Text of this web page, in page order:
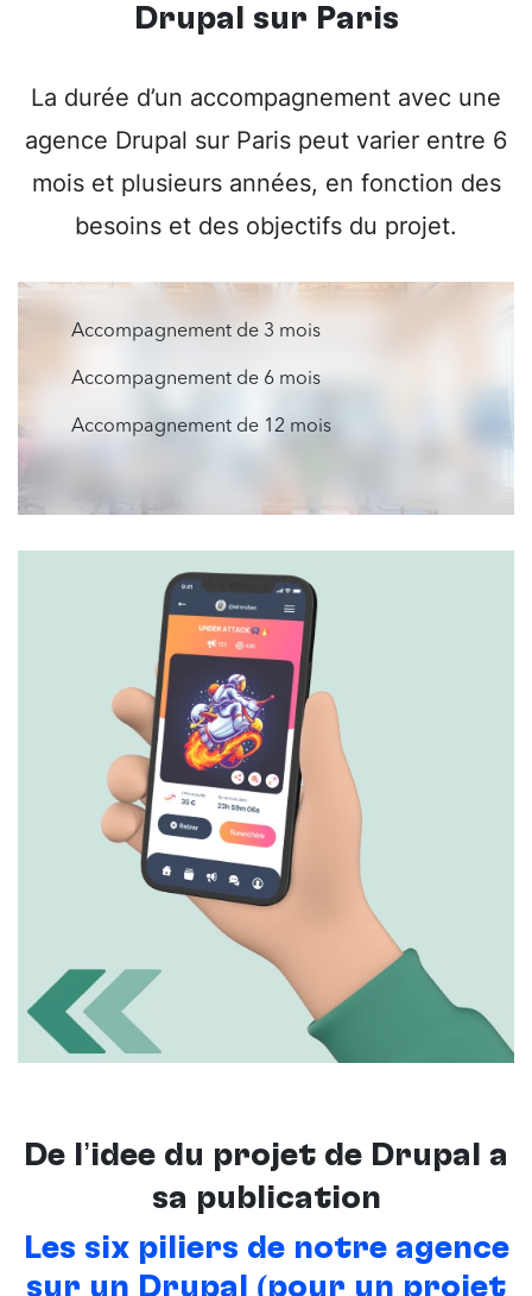
Drupal sur Paris
La durée d’un accompagnement avec une
agence Drupal sur Paris peut varier entre 6
mois et plusieurs années, en fonction des
besoins et des objectifs du projet.
Accompagnement de 3 mois
Accompagnement de 6 mois
Accompagnement de 12 mois
De l’idée du projet de Drupal à
sa publication
Les six piliers de notre agence
sur un Drupal (pour un projet